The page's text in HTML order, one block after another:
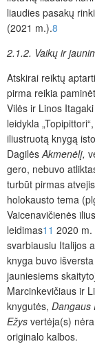
liaudies pasakų
(2021 m.).8
2.1.2. Vaikų ir
Atskirai reiktų
pirma reikia
Vilės ir Linos
leidykla
iliustruotą knygą
Dagilės Akmenėlį,
gero, nebuvo
turbūt pirmas
holokausto tema
Vaicenavičienės
leidimas11 2020 m.
svarbiausiu Italijos
knyga buvo
jauniesiems
Marcinkevičiaus ir
knygutės, Dangaus
Ežys vertėja(s)
originalo kalbos.